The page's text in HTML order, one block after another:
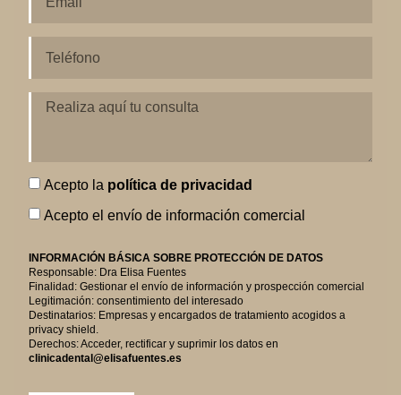
Acepto la política de privacidad
Acepto el envío de información comercial
INFORMACIÓN BÁSICA SOBRE PROTECCIÓN DE DATOS
Responsable: Dra Elisa Fuentes
Finalidad: Gestionar el envío de información y prospección comercial
Legitimación: consentimiento del interesado
Destinatarios: Empresas y encargados de tratamiento acogidos a
privacy shield.
Derechos: Acceder, rectificar y suprimir los datos en
clinicadental@elisafuentes.es